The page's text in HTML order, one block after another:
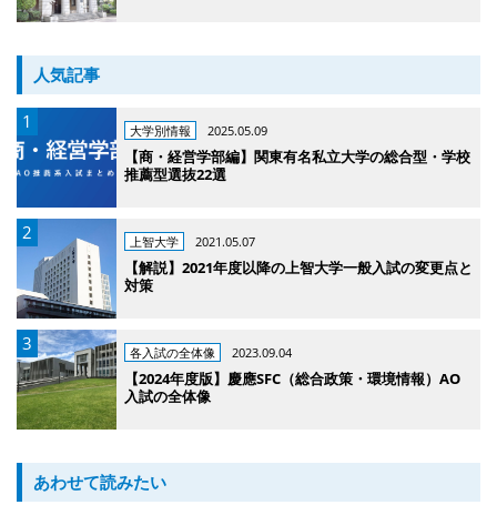
人気記事
大学別情報 2025.05.09
【商・経営学部編】関東有名私立大学の総合型・学校
推薦型選抜22選
上智大学 2021.05.07
【解説】2021年度以降の上智大学一般入試の変更点と
対策
各入試の全体像 2023.09.04
【2024年度版】慶應SFC（総合政策・環境情報）AO
入試の全体像
あわせて読みたい